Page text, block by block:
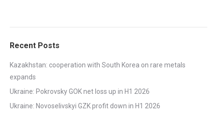
Recent Posts
Kazakhstan: cooperation with South Korea on rare metals
expands
Ukraine: Pokrovsky GOK net loss up in H1 2026
Ukraine: Novoselivskyi GZK profit down in H1 2026